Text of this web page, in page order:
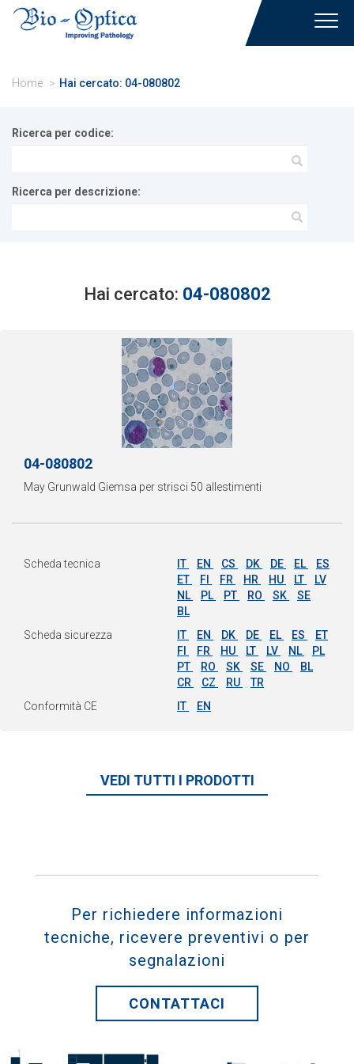
Home Hai cercato: 04-080802
Ricerca per codice:
Ricerca per descrizione:
Hai cercato: 04-080802
04-080802
May Grunwald Giemsa per strisci 50 allestimenti
Scheda tecnica IT EN CS DK DE EL
ES
ET
FI FR HR HU LT
LV
NL
PL PT RO SK
SE
BL
Scheda sicurezza
IT EN DK DE EL ES
ET
FI
FR HU LT LV NL
PL
PT
RO SK SE NO
BL
CR
CZ RU
TR
Conformità CE
IT EN
VEDI TUTTI I PRODOTTI
Per richiedere informazioni
tecniche, ricevere preventivi o per
segnalazioni
CONTATTACI